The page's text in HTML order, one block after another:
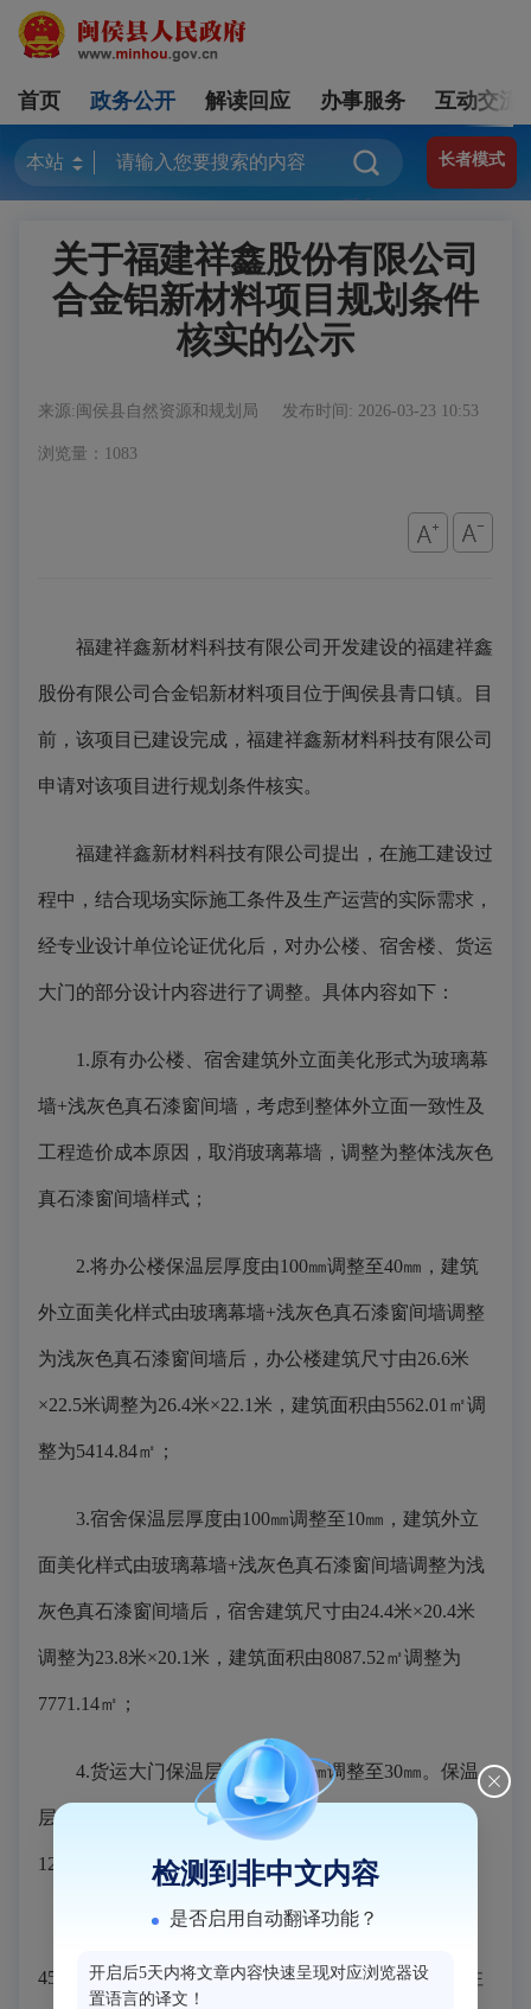
首页 政务公开 解读回应 办事服务 互动交流
长者模式
关于福建祥鑫股份有限公司
合金铝新材料项目规划条件
核实的公示
来源:闽侯县自然资源和规划局 发布时间: 2026-03-23 10:53
浏览量：1083
福建祥鑫新材料科技有限公司开发建设的福建祥鑫
股份有限公司合金铝新材料项目位于闽侯县青口镇。目
前，该项目已建设完成，福建祥鑫新材料科技有限公司
申请对该项目进行规划条件核实。
福建祥鑫新材料科技有限公司提出，在施工建设过
程中，结合现场实际施工条件及生产运营的实际需求，
经专业设计单位论证优化后，对办公楼、宿舍楼、货运
大门的部分设计内容进行了调整。具体内容如下：
1.原有办公楼、宿舍建筑外立面美化形式为玻璃幕
墙+浅灰色真石漆窗间墙，考虑到整体外立面一致性及
工程造价成本原因，取消玻璃幕墙，调整为整体浅灰色
真石漆窗间墙样式；
2.将办公楼保温层厚度由100㎜调整至40㎜，建筑
外立面美化样式由玻璃幕墙+浅灰色真石漆窗间墙调整
为浅灰色真石漆窗间墙后，办公楼建筑尺寸由26.6米
×22.5米调整为26.4米×22.1米，建筑面积由5562.01㎡调
整为5414.84㎡；
3.宿舍保温层厚度由100㎜调整至10㎜，建筑外立
面美化样式由玻璃幕墙+浅灰色真石漆窗间墙调整为浅
灰色真石漆窗间墙后，宿舍建筑尺寸由24.4米×20.4米
调整为23.8米×20.1米，建筑面积由8087.52㎡调整为
7771.14㎡；
4.货运大门保温层厚度由100㎜调整至30㎜。保温
层变更后，货运大门建筑尺寸由12.6米×3.4米调整为
12.05米×3.2米，建筑面积由42.86㎡调整为40.01㎡；
5.规划图纸中货运大门图纸标注货运大门宽度为
4500mm，经设计方核算，该图纸标注错误，正确标注
检测到非中文内容
是否启用自动翻译功能？
开启后5天内将文章内容快速呈现对应浏览器设
置语言的译文！